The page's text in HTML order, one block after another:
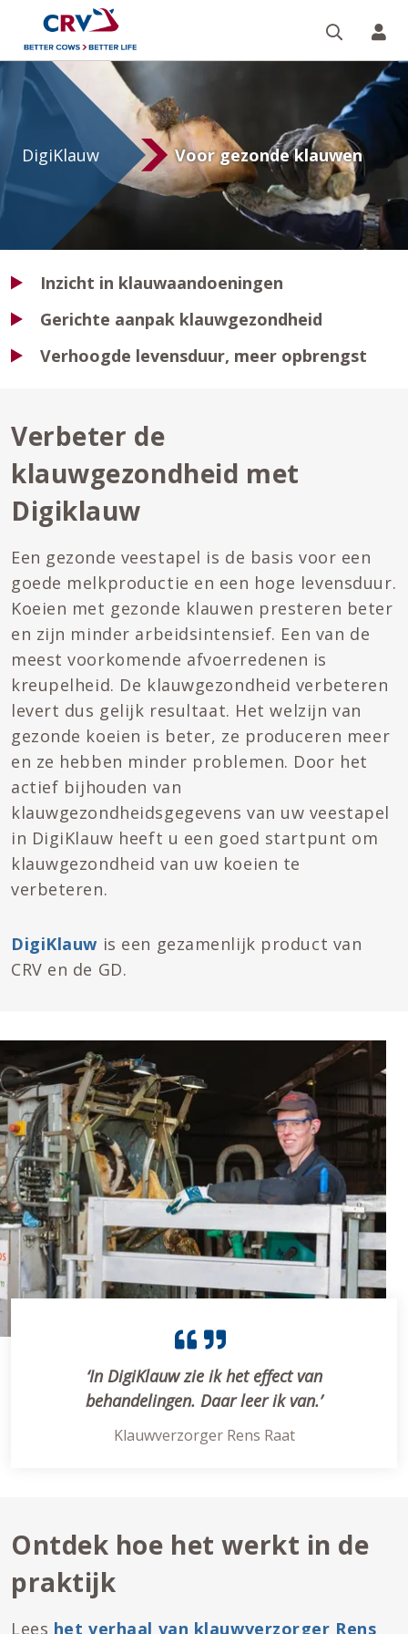
DigiKlauw
DigiKlauw Voor gezonde klauwen
Inzicht in klauwaandoeningen
Gerichte aanpak klauwgezondheid
Verhoogde levensduur, meer opbrengst
Verbeter de
klauwgezondheid met
Digiklauw
Een gezonde veestapel is de basis voor een
goede melkproductie en een hoge levensduur.
Koeien met gezonde klauwen presteren beter
en zijn minder arbeidsintensief. Een van de
meest voorkomende afvoerredenen is
kreupelheid. De klauwgezondheid verbeteren
levert dus gelijk resultaat. Het welzijn van
gezonde koeien is beter, ze produceren meer
en ze hebben minder problemen. Door het
actief bijhouden van
klauwgezondheidsgegevens van uw veestapel
in DigiKlauw heeft u een goed startpunt om
klauwgezondheid van uw koeien te
verbeteren.
DigiKlauw is een gezamenlijk product van
CRV en de GD.
‘In DigiKlauw zie ik het effect van
behandelingen. Daar leer ik van.’
Klauwverzorger Rens Raat
Ontdek hoe het werkt in de
praktijk
Lees het verhaal van klauwverzorger Rens